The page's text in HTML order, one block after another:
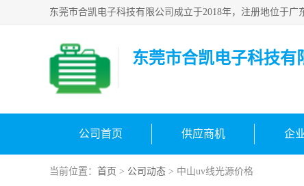
东莞市合凯电子科技有
公司首页 供应商机 企
当前位置： 首页 > 公司动态 > 中山uv线光源价格